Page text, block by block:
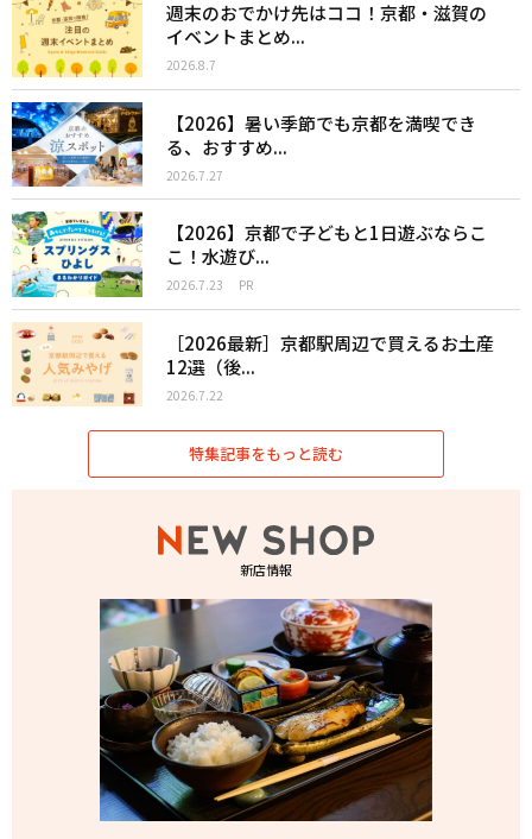
週末のおでかけ先はココ！京都・滋賀の
イベントまとめ...
2026.8.7
【2026】暑い季節でも京都を満喫でき
る、おすすめ...
2026.7.27
【2026】京都で子どもと1日遊ぶならこ
こ！水遊び...
2026.7.23 PR
［2026最新］京都駅周辺で買えるお土産
12選（後...
2026.7.22
特集記事をもっと読む
新店情報